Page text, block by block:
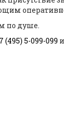
по душе.
(495) 5-099-099